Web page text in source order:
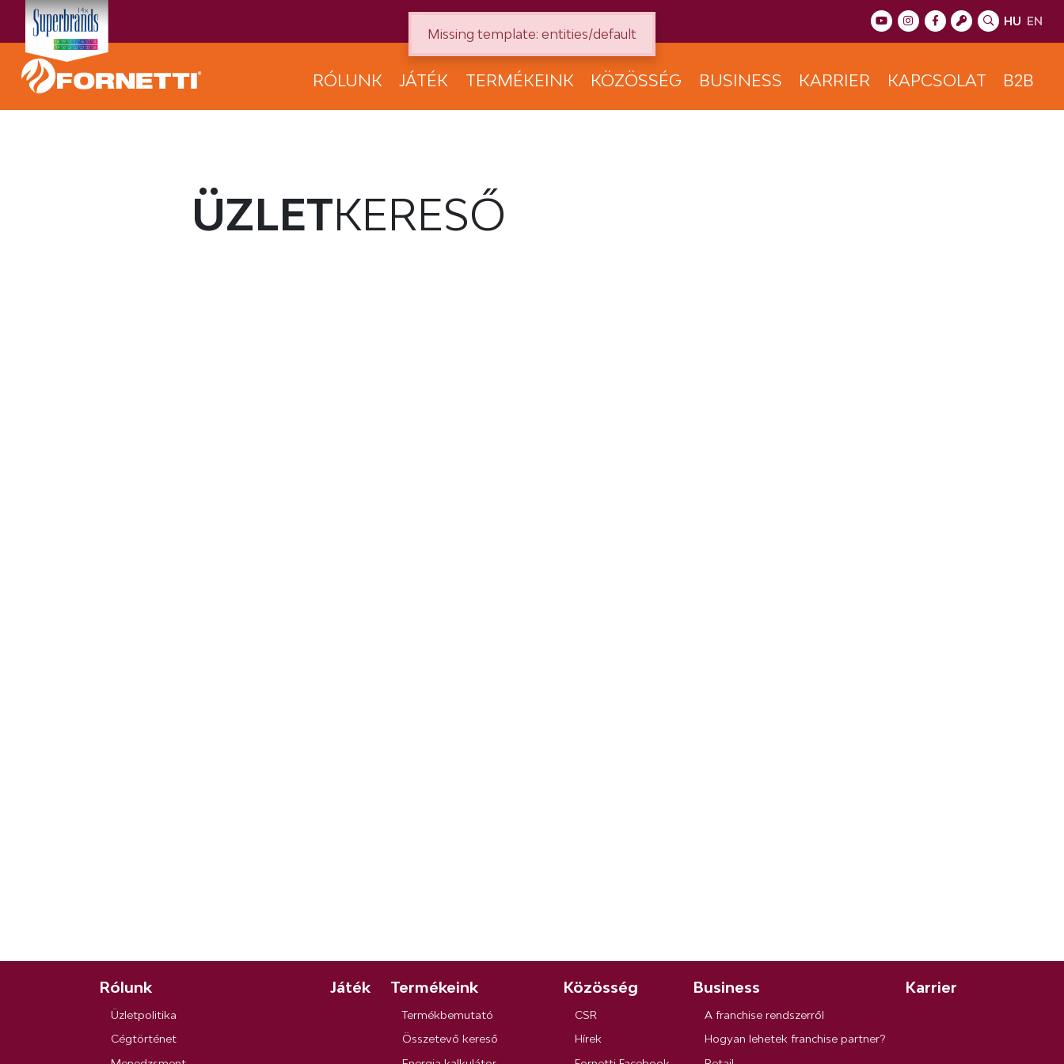
HU EN
RÓLUNK JÁTÉK TERMÉKEINK KÖZÖSSÉG BUSINESS KARRIER KAPCSOLAT B2B
ÜZLETKERESŐ
Rólunk
Üzletpolitika
Cégtörténet
Játék Termékeink
Termékbemutató
Összetevő kereső
Közösség
CSR
Hírek
Business
A franchise rendszerről
Hogyan lehetek franchise partner?
Karrier
Missing template: entities/default